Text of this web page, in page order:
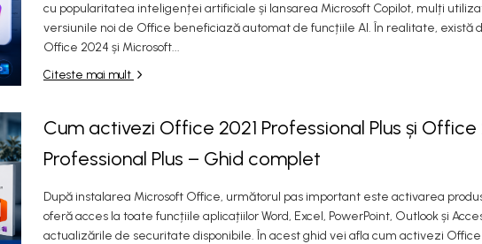
cu popularitatea inteligenței artificiale și lansarea Microsoft Copilot, mulți
versiunile noi de Office beneficiază automat de funcțiile AI. În realitate,
Office 2024 și Microsoft...
Citeste mai mult
Cum activezi Office 2021 Professional Plus și Office
Professional Plus – Ghid complet
După instalarea Microsoft Office, următorul pas important este activarea
oferă acces la toate funcțiile aplicațiilor Word, Excel, PowerPoint, Outlook și
actualizările de securitate disponibile. În acest ghid vei afla cum activezi Office